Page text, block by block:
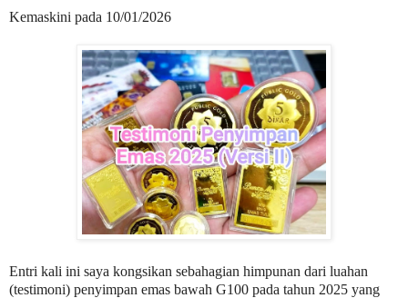
Kemaskini pada 10/01/2026
Entri kali ini saya kongsikan sebahagian himpunan dari luahan
(testimoni) penyimpan emas bawah G100 pada tahun 2025 yang